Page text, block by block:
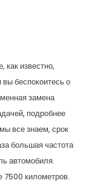
как известно,
беспокоитесь о
замена
подробнее
все знаем, срок
большая частота
автомобиля.
7500 километров.